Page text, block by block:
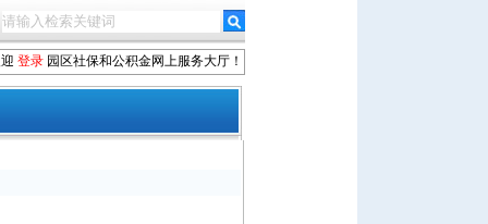
登录 园区社保和公积金网上服务大厅！